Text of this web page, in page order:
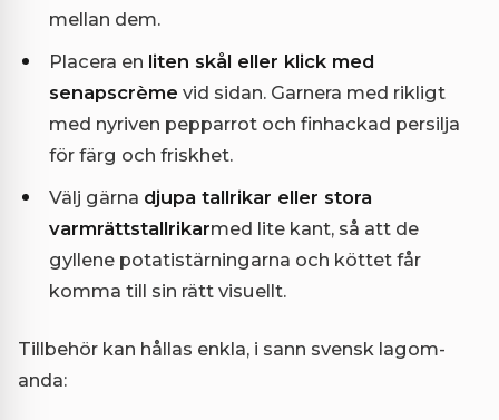
mellan dem.
Placera en liten skål eller klick med
senapscrème vid sidan. Garnera med rikligt
med nyriven pepparrot och finhackad persilja
för färg och friskhet.
Välj gärna djupa tallrikar eller stora
varmrättstallrikarmed lite kant, så att de
gyllene potatistärningarna och köttet får
komma till sin rätt visuellt.
Tillbehör kan hållas enkla, i sann svensk lagom-
anda: